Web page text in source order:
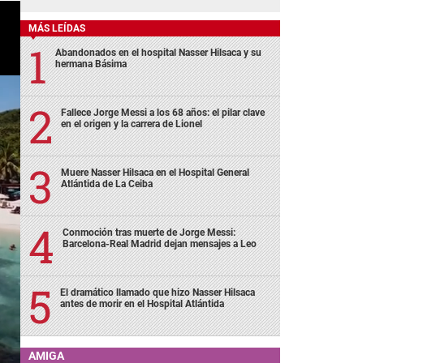
MÁS LEÍDAS
Abandonados en el hospital Nasser Hilsaca y su
hermana Básima
Fallece Jorge Messi a los 68 años: el pilar clave
en el origen y la carrera de Lionel
Muere Nasser Hilsaca en el Hospital General
Atlántida de La Ceiba
Conmoción tras muerte de Jorge Messi:
Barcelona-Real Madrid dejan mensajes a Leo
El dramático llamado que hizo Nasser Hilsaca
antes de morir en el Hospital Atlántida
AMIGA